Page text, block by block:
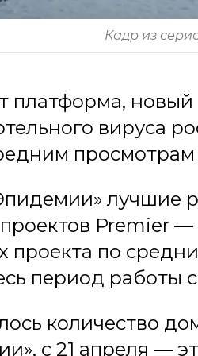
Кадр из
платформа,
вируса
лучшие
Premier —
проекта по
период работы
количество
с 21 апреля —